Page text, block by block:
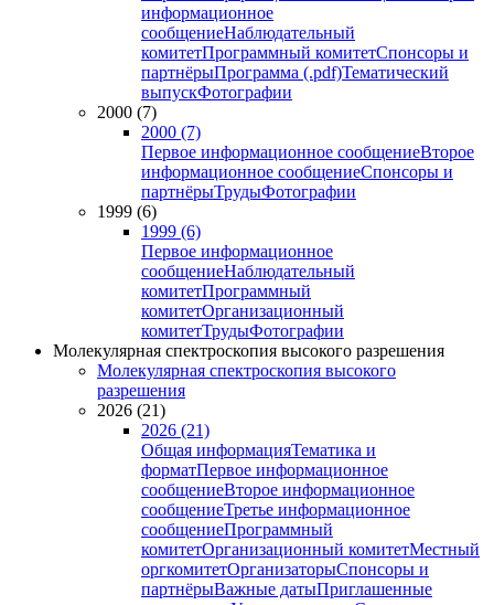
информационное
сообщениеНаблюдательный
комитетПрограммный комитетСпонсоры и
партнёрыПрограмма (.pdf)Тематический
выпускФотографии
2000 (7)
2000 (7)
Первое информационное сообщениеВторое
информационное сообщениеСпонсоры и
партнёрыТрудыФотографии
1999 (6)
1999 (6)
Первое информационное
сообщениеНаблюдательный
комитетПрограммный
комитетОрганизационный
комитетТрудыФотографии
Молекулярная спектроскопия высокого разрешения
Молекулярная спектроскопия высокого
разрешения
2026 (21)
2026 (21)
Общая информацияТематика и
форматПервое информационное
сообщениеВторое информационное
сообщениеТретье информационное
сообщениеПрограммный
комитетОрганизационный комитетМестный
оргкомитетОрганизаторыСпонсоры и
партнёрыВажные датыПриглашенные